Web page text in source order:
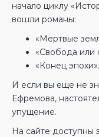
начало циклу
вошли романы:
«Мертвые
«Свобода или
«Конец эпохи».
И если вы еще не
Ефремова,
упущение.
На сайте доступны